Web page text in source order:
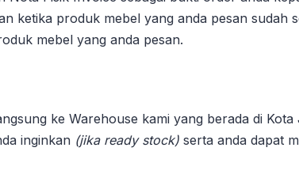
ketika produk mebel yang anda pesan sudah
mebel yang anda pesan.
ke Warehouse kami yang berada di
inginkan (jika ready stock) serta anda dapat